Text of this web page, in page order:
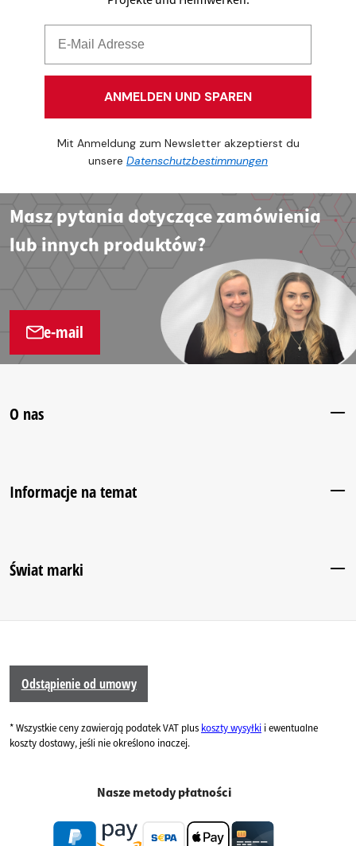
ANMELDEN UND SPAREN
Mit Anmeldung zum Newsletter akzeptierst du
unsere Datenschutzbestimmungen
Masz pytania dotyczące zamówienia
lub innych produktów?
e-mail
O nas
Informacje na temat
Świat marki
Odstąpienie od umowy
* Wszystkie ceny zawierają podatek VAT plus koszty wysyłki i ewentualne
koszty dostawy, jeśli nie określono inaczej.
Nasze metody płatności